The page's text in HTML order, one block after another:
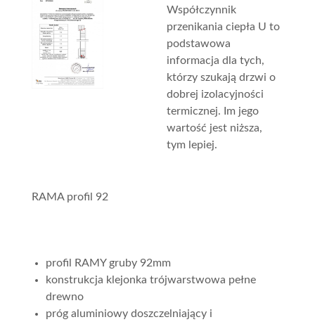
Współczynnik
przenikania ciepła U to
podstawowa
informacja dla tych,
którzy szukają drzwi o
dobrej izolacyjności
termicznej. Im jego
wartość jest niższa,
tym lepiej.
RAMA profil 92
profil RAMY gruby 92mm
konstrukcja klejonka trójwarstwowa pełne
drewno
próg aluminiowy doszczelniający i